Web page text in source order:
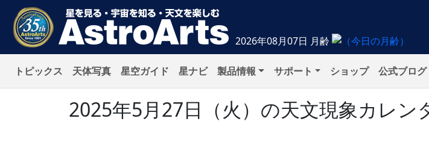
2026年08月07日 月齢
トピックス 天体写真 星空ガイド 星ナビ 製品情報 サポート ショップ 公式ブログ
2025年5月27日（火）の天文現象カレン